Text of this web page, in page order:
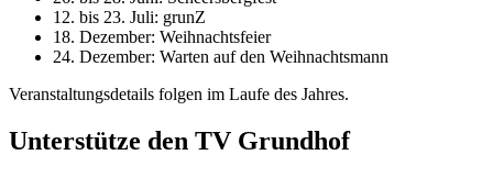
12. bis 23. Juli: grunZ
18. Dezember: Weihnachtsfeier
24. Dezember: Warten auf den Weihnachtsmann
Veranstaltungsdetails folgen im Laufe des Jahres.
Unterstütze den TV Grundhof